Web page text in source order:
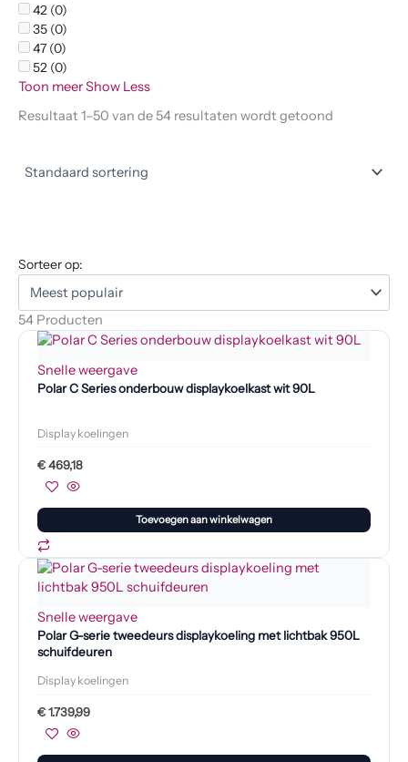
42 (0)
35 (0)
47 (0)
52 (0)
Toon meerShow Less
Resultaat 1–50 van de 54 resultaten wordt getoond
Sorteer op:
54 Producten
Snelle weergave
Polar C Series onderbouw displaykoelkast wit 90L
Display koelingen
€469,18
Toevoegen aan winkelwagen
Snelle weergave
Polar G-serie tweedeurs displaykoeling met lichtbak 950L
schuifdeuren
Display koelingen
€1.739,99